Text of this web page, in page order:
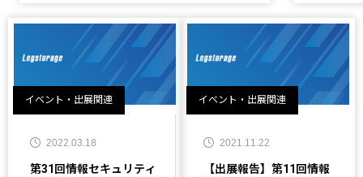
イベント・出展関連
2022.03.18
第31回情報セキュリティ
イベント・出展関連
2021.11.22
【出展報告】第11回情報